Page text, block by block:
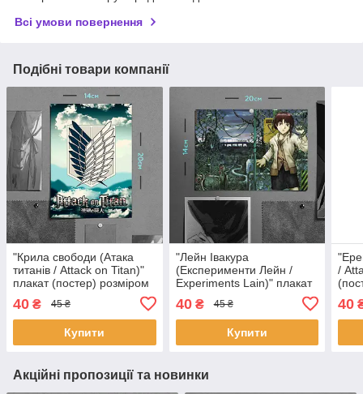
Всі умови повернення
Подібні товари компанії
"Крила свободи (Атака
титанів / Attack on Titan)"
плакат (постер) розміром
40 ₴ 45 ₴
Купити
"Лейн Івакура
(Експерименти Лейн /
Experiments Lain)" плакат
(20х14см)
40₴ 45 ₴
Купити
/
40
Акційні пропозиції та новинки